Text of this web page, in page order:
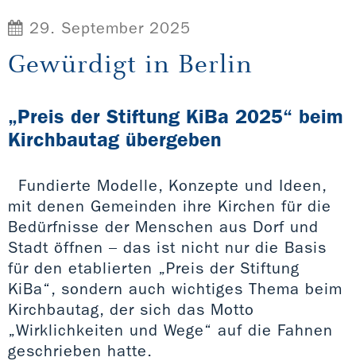
29. September 2025
Gewürdigt in Berlin
„Preis der Stiftung KiBa 2025“ beim
Kirchbautag übergeben
Fundierte Modelle, Konzepte und Ideen,
mit denen Gemeinden ihre Kirchen für die
Bedürfnisse der Menschen aus Dorf und
Stadt öffnen – das ist nicht nur die Basis
für den etablierten „Preis der Stiftung
KiBa“, sondern auch wichtiges Thema beim
Kirchbautag, der sich das Motto
„Wirklichkeiten und Wege“ auf die Fahnen
geschrieben hatte.